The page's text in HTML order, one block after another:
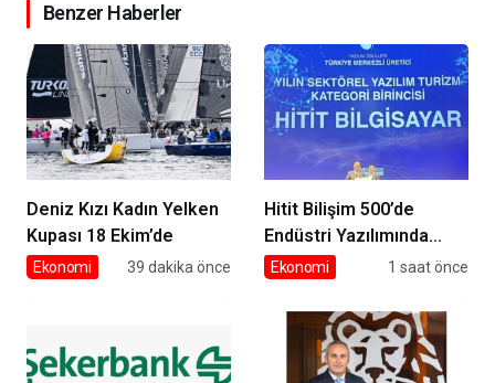
Benzer Haberler
Deniz Kızı Kadın Yelken
Kupası 18 Ekim’de
Ekonomi 39 dakika önce
Hitit Bilişim 500’de
Endüstri Yazılımında
Birinci Sırada
Ekonomi 1 saat önce